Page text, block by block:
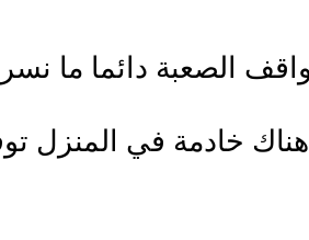
الصعبة دائما ما
خادمة في المنزل